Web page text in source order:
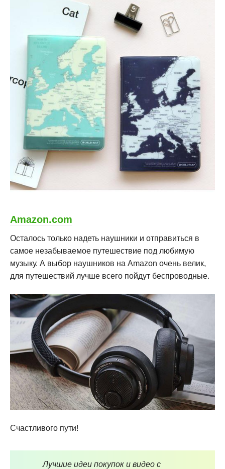
Amazon.com
Осталось только надеть наушники и отправиться в
самое незабываемое путешествие под любимую
музыку. А выбор наушников на Amazon очень велик,
для путешествий лучше всего пойдут беспроводные.
Счастливого пути!
Лучшие идеи покупок и видео с